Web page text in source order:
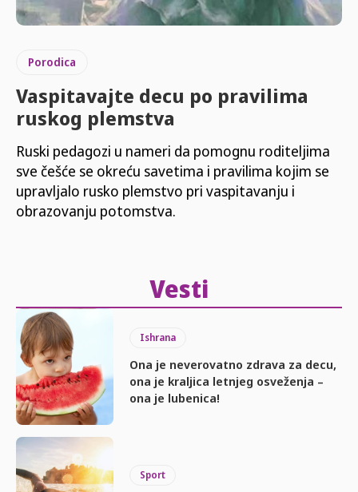
Porodica
Vaspitavajte decu po pravilima
ruskog plemstva
Ruski pedagozi u nameri da pomognu roditeljima
sve češće se okreću savetima i pravilima kojim se
upravljalo rusko plemstvo pri vaspitavanju i
obrazovanju potomstva.
Vesti
Ishrana
Ona je neverovatno zdrava za decu,
ona je kraljica letnjeg osveženja –
ona je lubenica!
Sport